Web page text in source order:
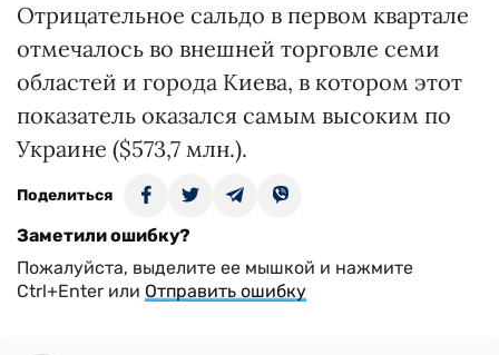
Отрицательное сальдо в первом квартале
отмечалось во внешней торговле семи
областей и города Киева, в котором этот
показатель оказался самым высоким по
Украине ($573,7 млн.).
Поделиться
Заметили ошибку?
Пожалуйста, выделите ее мышкой и нажмите
Ctrl+Enter или Отправить ошибку